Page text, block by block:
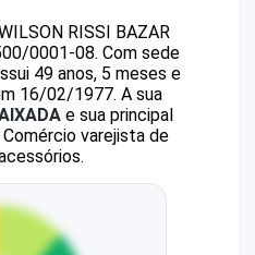
RISSI BAZAR
0001-08. Com sede
49 anos, 5 meses e
16/02/1977. A sua
e sua principal
varejista de